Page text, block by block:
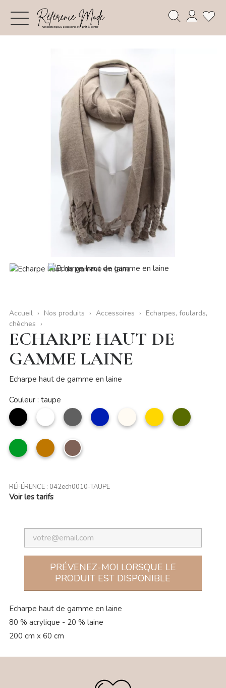
Accueil Nos produits Accessoires
Echarpes, foulards,
chèches
ECHARPE HAUT DE
GAMME LAINE
Echarpe haut de gamme en laine
Couleur : taupe
noir Blanc Gris marine Beige Moutardekaki
vert
anglais
camel taupe
RÉFÉRENCE : 042ech0010-TAUPE
Voir les tarifs
PRÉVENEZ-MOI LORSQUE LE
PRODUIT EST DISPONIBLE
Echarpe haut de gamme en laine
80 % acrylique - 20 % laine
200 cm x 60 cm